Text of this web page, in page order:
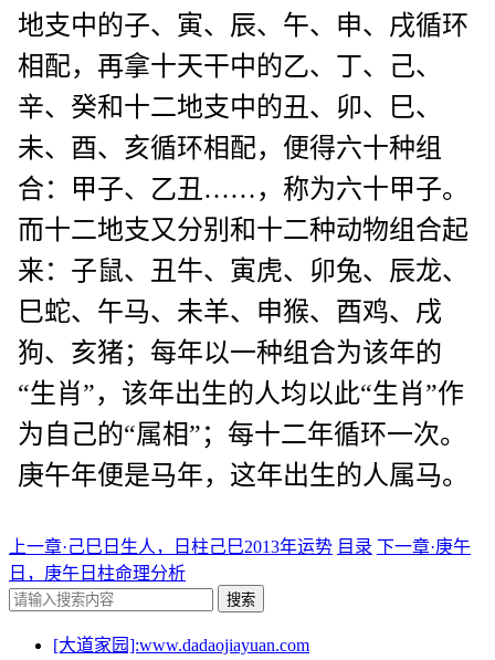
地支中的子、寅、辰、午、申、戌循环
相配，再拿十天干中的乙、丁、己、
辛、癸和十二地支中的丑、卯、巳、
未、酉、亥循环相配，便得六十种组
合：甲子、乙丑……，称为六十甲子。
而十二地支又分别和十二种动物组合起
来：子鼠、丑牛、寅虎、卯兔、辰龙、
巳蛇、午马、未羊、申猴、酉鸡、戌
狗、亥猪；每年以一种组合为该年的
“生肖”，该年出生的人均以此“生肖”作
为自己的“属相”；每十二年循环一次。
庚午年便是马年，这年出生的人属马。
上一章·己巳日生人，日柱己巳2013年运势 目录 下一章·庚午
日，庚午日柱命理分析
搜索
[大道家园]:www.dadaojiayuan.com